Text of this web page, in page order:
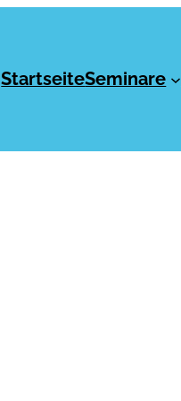
StartseiteSeminare